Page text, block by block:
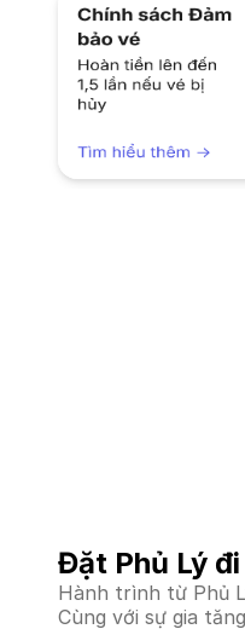
Đặt Phủ Lý
Hành trình từ Phủ
Cùng với sự gia